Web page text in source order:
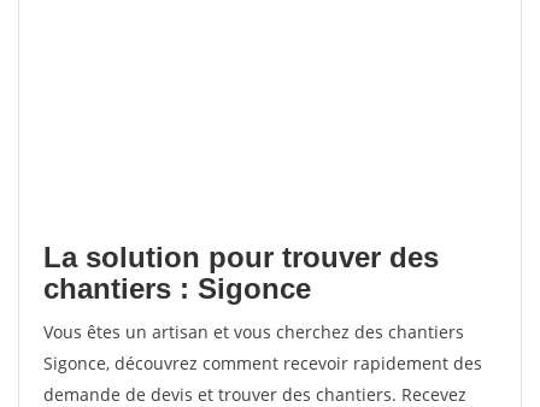
La solution pour trouver des
chantiers : Sigonce
Vous êtes un artisan et vous cherchez des chantiers
Sigonce, découvrez comment recevoir rapidement des
demande de devis et trouver des chantiers. Recevez